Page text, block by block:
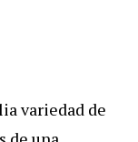
variedad de